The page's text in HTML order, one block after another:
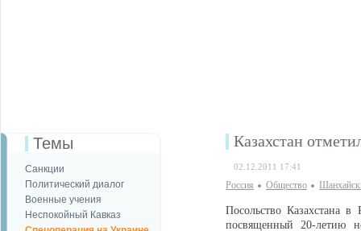
Темы
Санкции
Политический диалог
Военные учения
Неспокойный Кавказ
Казахстан
02.12.2011 17:41
Россия Общество
Посольство Казахстана
посвященный 20-летию